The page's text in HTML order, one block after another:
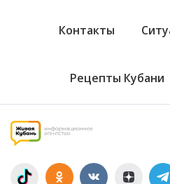
Контакты
Рецепты Кубани